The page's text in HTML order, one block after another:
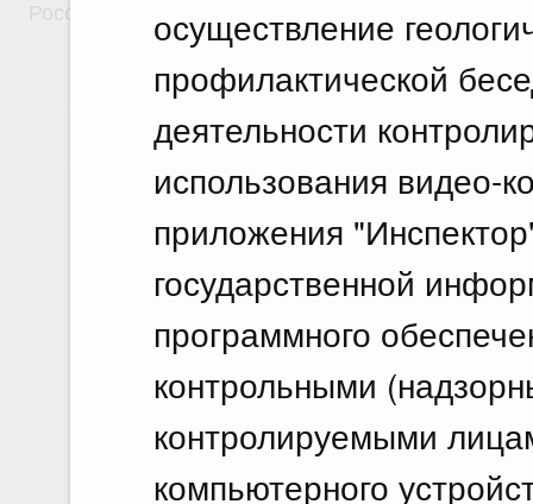
осуществление
профилактической
деятельности
использования видео-
приложения
государственной
программного
контрольными
контролируемыми
компьютерного
Показать еще